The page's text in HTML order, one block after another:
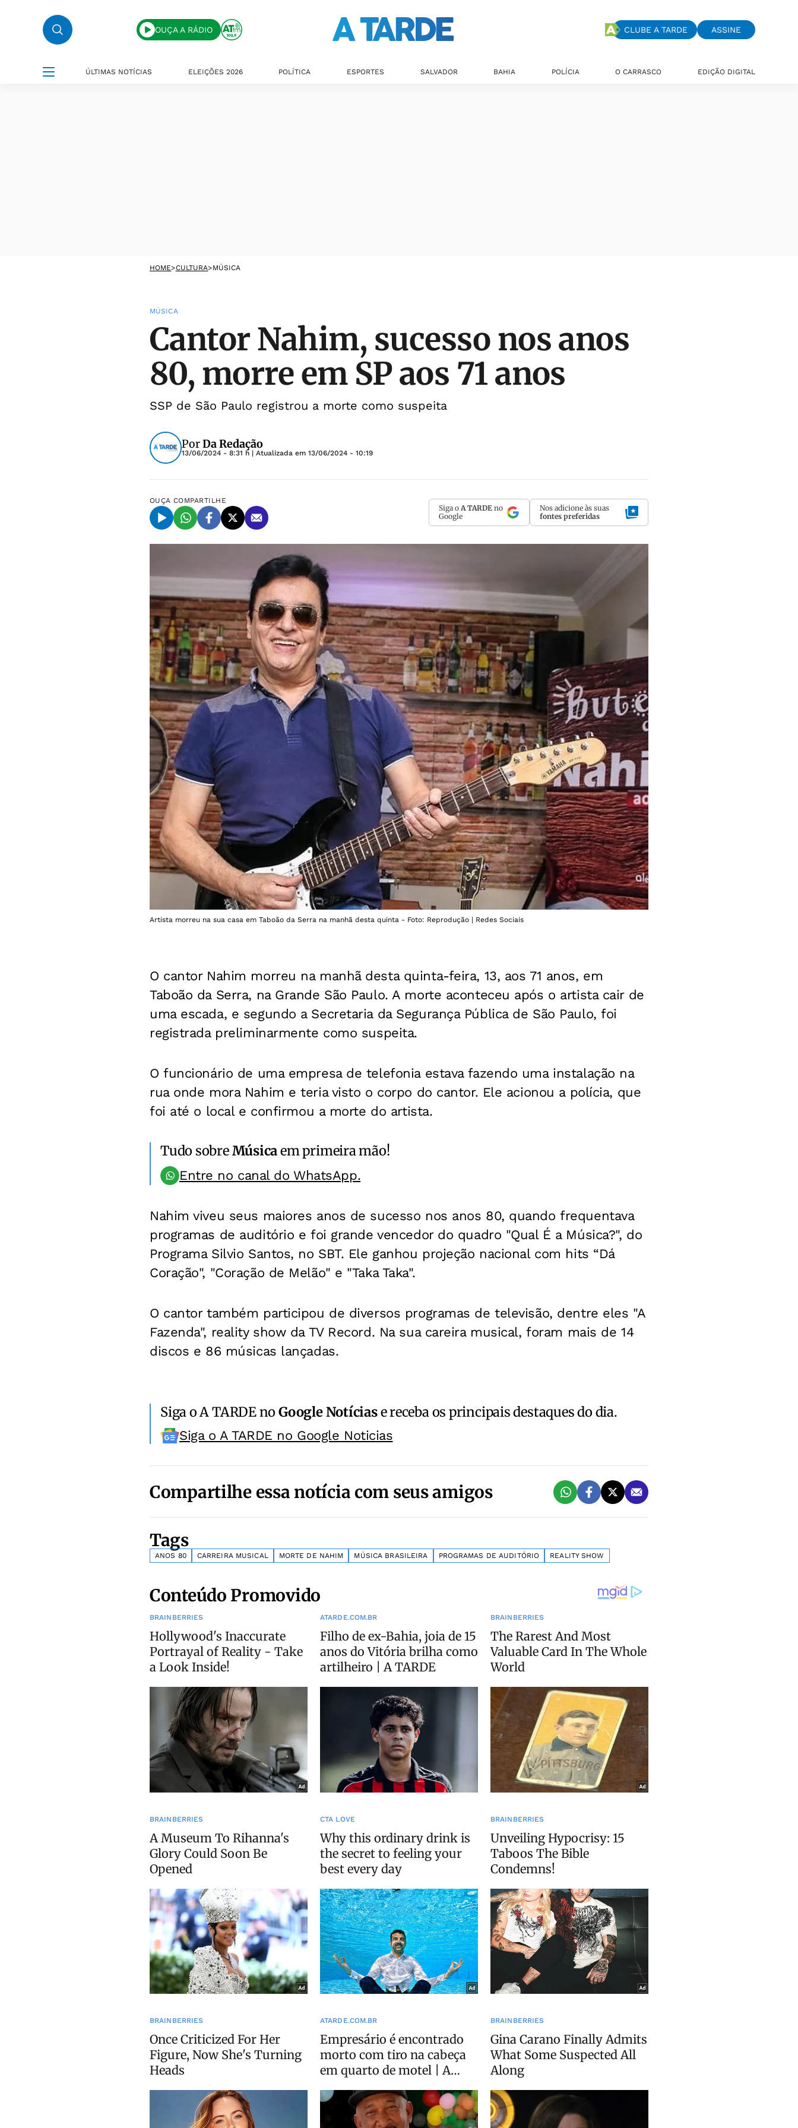
OUÇA A RÁDIO CLUBE A TARDE ASSINE
ÚLTIMAS NOTÍCIAS ELEIÇÕES 2026 POLÍTICA ESPORTES SALVADOR BAHIA POLÍCIA O CARRASCO EDIÇÃO DIGITAL
HOME>CULTURA>MÚSICA
MÚSICA
Cantor Nahim, sucesso nos anos
80, morre em SP aos 71 anos
SSP de São Paulo registrou a morte como suspeita
PorDa Redação
13/06/2024 - 8:31 h | Atualizada em 13/06/2024 - 10:19
OUÇA COMPARTILHE
Siga o A TARDE no
Google
Nos adicione às suas
fontes preferidas
Artista morreu na sua casa em Taboão da Serra na manhã desta quinta - Foto: Reprodução | Redes Sociais
O cantor Nahim morreu na manhã desta quinta-feira, 13, aos 71 anos, em
Taboão da Serra, na Grande São Paulo. A morte aconteceu após o artista cair de
uma escada, e segundo a Secretaria da Segurança Pública de São Paulo, foi
registrada preliminarmente como suspeita.
O funcionário de uma empresa de telefonia estava fazendo uma instalação na
rua onde mora Nahim e teria visto o corpo do cantor. Ele acionou a polícia, que
foi até o local e confirmou a morte do artista.
Tudo sobreMúsicaem primeira mão!
Entre no canal do WhatsApp.
Nahim viveu seus maiores anos de sucesso nos anos 80, quando frequentava
programas de auditório e foi grande vencedor do quadro "Qual É a Música?", do
Programa Silvio Santos, no SBT. Ele ganhou projeção nacional com hits “Dá
Coração", "Coração de Melão" e "Taka Taka".
O cantor também participou de diversos programas de televisão, dentre eles "A
Fazenda", reality show da TV Record. Na sua careira musical, foram mais de 14
discos e 86 músicas lançadas.
Siga o A TARDE noGoogle Notíciase receba os principais destaques do dia.
Siga o A TARDE no Google Noticias
Compartilhe essa notícia com seus amigos
Tags
ANOS 80 CARREIRA MUSICAL MORTE DE NAHIM MÚSICA BRASILEIRA PROGRAMAS DE AUDITÓRIO REALITY SHOW